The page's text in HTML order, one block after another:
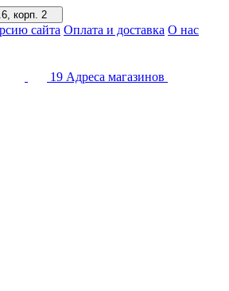
корп. 2
сайта Оплата и доставка О нас
19 Адреса магазинов